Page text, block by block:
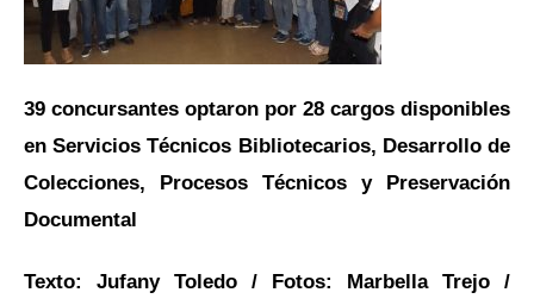
39 concursantes optaron por 28 cargos disponibles
en Servicios Técnicos Bibliotecarios, Desarrollo de
Colecciones, Procesos Técnicos y Preservación
Documental
Texto: Jufany Toledo / Fotos: Marbella Trejo /